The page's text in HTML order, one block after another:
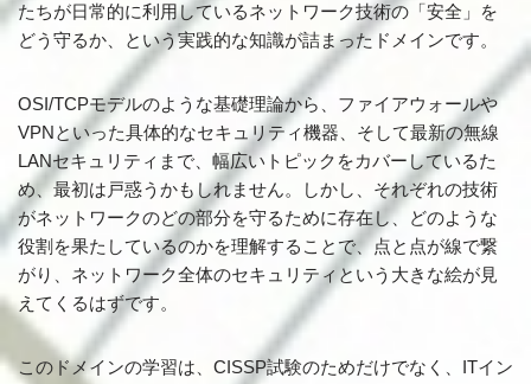
たちが日常的に利用しているネットワーク技術の「安全」を
どう守るか、という実践的な知識が詰まったドメインです。
OSI/TCPモデルのような基礎理論から、ファイアウォールや
VPNといった具体的なセキュリティ機器、そして最新の無線
LANセキュリティまで、幅広いトピックをカバーしているた
め、最初は戸惑うかもしれません。しかし、それぞれの技術
がネットワークのどの部分を守るために存在し、どのような
役割を果たしているのかを理解することで、点と点が線で繋
がり、ネットワーク全体のセキュリティという大きな絵が見
えてくるはずです。
このドメインの学習は、CISSP試験のためだけでなく、ITイン